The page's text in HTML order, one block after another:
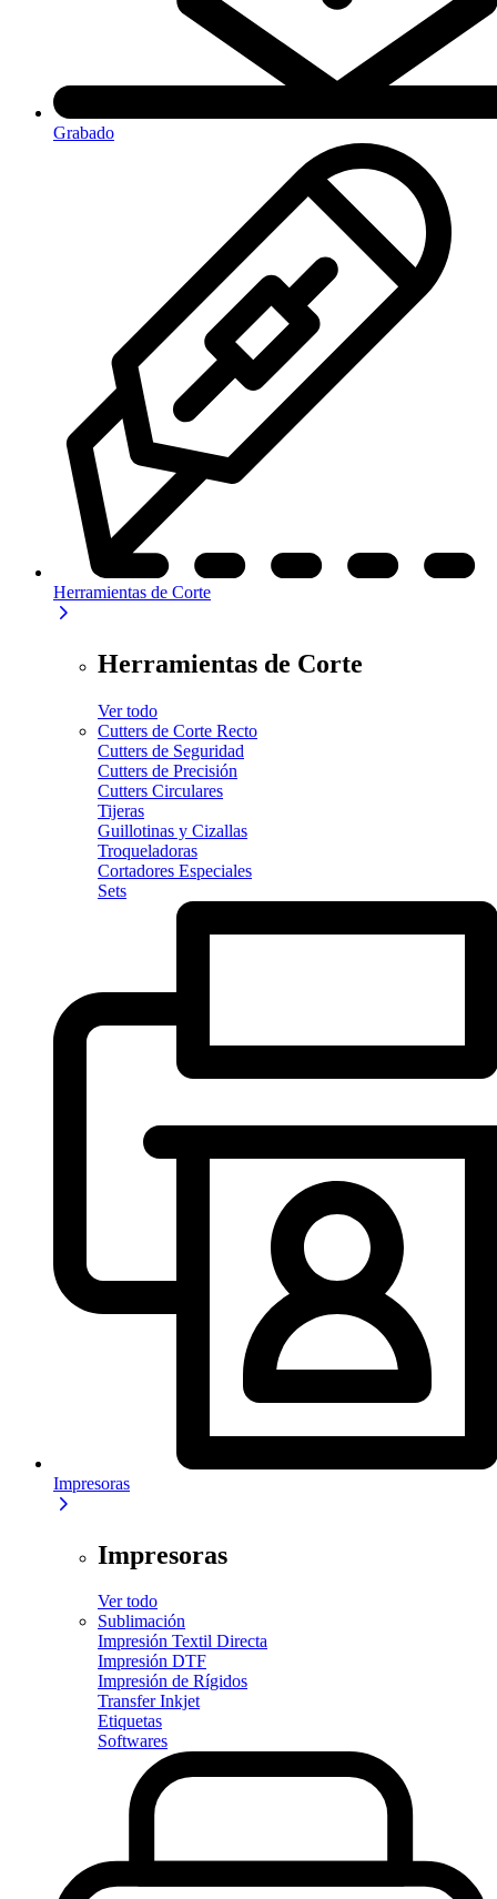
Grabado
Herramientas de Corte
Herramientas de Corte
Ver todo
Cutters de Corte Recto
Cutters de Seguridad
Cutters de Precisión
Cutters Circulares
Tijeras
Guillotinas y Cizallas
Troqueladoras
Cortadores Especiales
Sets
Impresoras
Impresoras
Ver todo
Sublimación
Impresión Textil Directa
Impresión DTF
Impresión de Rígidos
Transfer Inkjet
Etiquetas
Softwares